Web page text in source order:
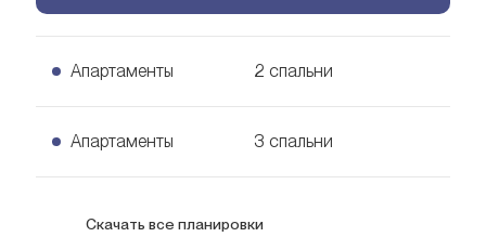
Апартаменты 2 спальни
2 спальни Апартаменты
USD 600 тыс.142 кв. м.
Апартаменты 3 спальни
3 спальни Апартаменты
Скачать все планировки